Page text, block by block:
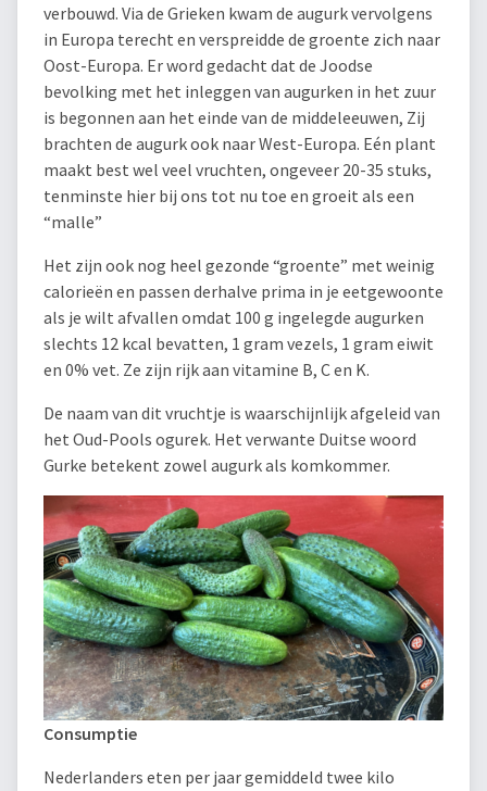
verbouwd. Via de Grieken kwam de augurk vervolgens
in Europa terecht en verspreidde de groente zich naar
Oost-Europa. Er word gedacht dat de Joodse
bevolking met het inleggen van augurken in het zuur
is begonnen aan het einde van de middeleeuwen, Zij
brachten de augurk ook naar West-Europa. Eén plant
maakt best wel veel vruchten, ongeveer 20-35 stuks,
tenminste hier bij ons tot nu toe en groeit als een
“malle”
Het zijn ook nog heel gezonde “groente” met weinig
calorieën en passen derhalve prima in je eetgewoonte
als je wilt afvallen omdat 100 g ingelegde augurken
slechts 12 kcal bevatten, 1 gram vezels, 1 gram eiwit
en 0% vet. Ze zijn rijk aan vitamine B, C en K.
De naam van dit vruchtje is waarschijnlijk afgeleid van
het Oud-Pools ogurek. Het verwante Duitse woord
Gurke betekent zowel augurk als komkommer.
Consumptie
Nederlanders eten per jaar gemiddeld twee kilo